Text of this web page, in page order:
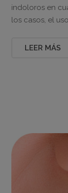
indoloros en
los casos, el uso
LEER MÁS